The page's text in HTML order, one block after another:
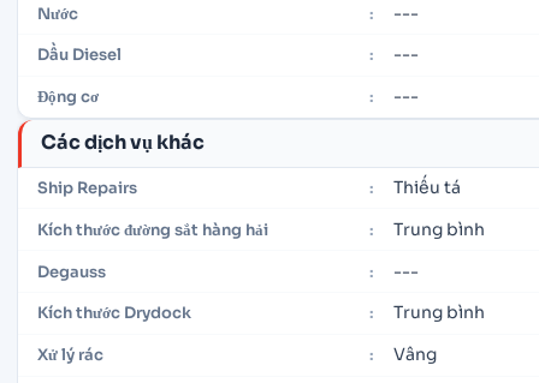
Nước : ---
Dầu Diesel : ---
Động cơ : ---
Các dịch vụ khác
Ship Repairs : Thiếu tá
Kích thước đường sắt hàng hải : Trung bình
Degauss : ---
Kích thước Drydock : Trung bình
Xử lý rác : Vâng